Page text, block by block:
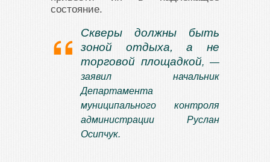
состояние.
Скверы должны быть
зоной отдыха, а не
торговой площадкой, —
заявил начальник
Департамента
муниципального контроля
администрации Руслан
Осипчук.